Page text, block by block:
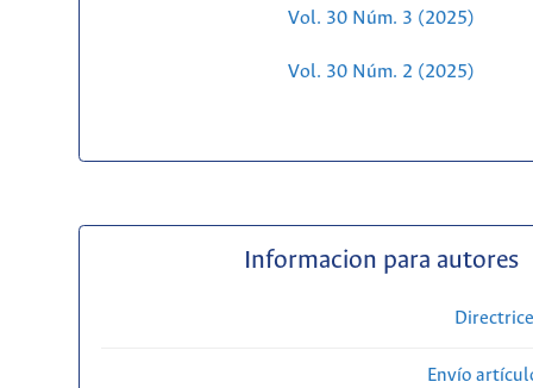
Vol. 30 Núm. 3 (2025)
Vol. 30 Núm. 2 (2025)
Informacion para autores
Envío